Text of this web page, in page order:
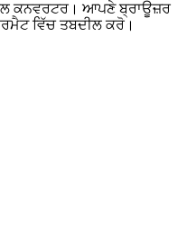
ਕਨਵਰਟਰ। ਆਪਣੇ ਬ੍ਰਾਊਜ਼ਰ
ਵਿੱਚ ਤਬਦੀਲ ਕਰੋ।